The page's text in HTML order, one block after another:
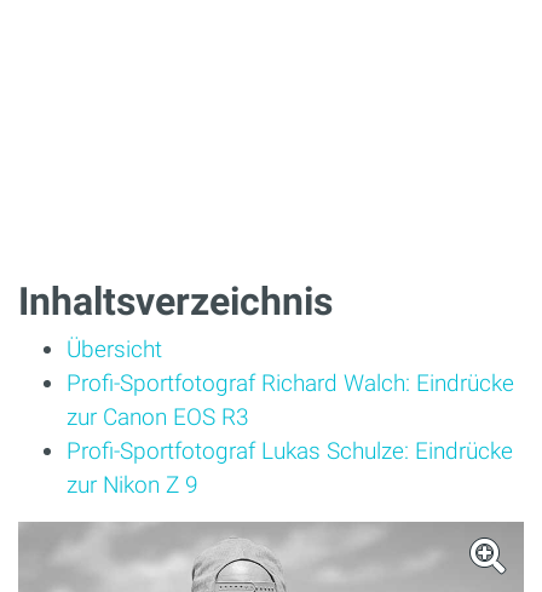
Inhaltsverzeichnis
Übersicht
Profi-Sportfotograf Richard Walch: Eindrücke
zur Canon EOS R3
Profi-Sportfotograf Lukas Schulze: Eindrücke
zur Nikon Z 9